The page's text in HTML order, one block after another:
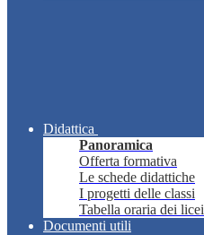
Didattica
Panoramica
Offerta formativa
Le schede didattiche
I progetti delle classi
Tabella oraria dei licei
Documenti utili